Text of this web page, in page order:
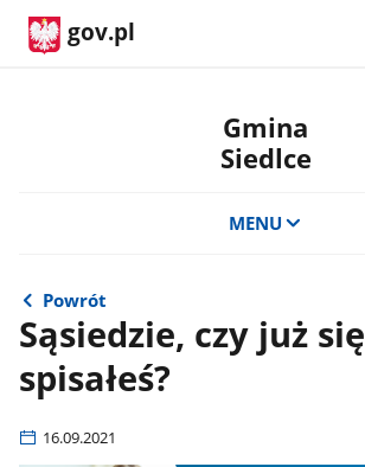
gov.pl
Gmina
Siedlce
MENU
Powrót
Sąsiedzie, czy już się
spisałeś?
16.09.2021